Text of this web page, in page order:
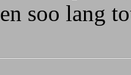
soo lang